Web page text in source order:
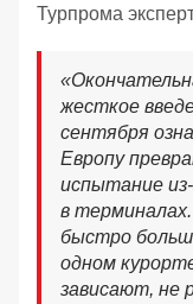
Турпрома
жесткое
сентября
Европу
испытание
в
быстро
одном
зависают, не